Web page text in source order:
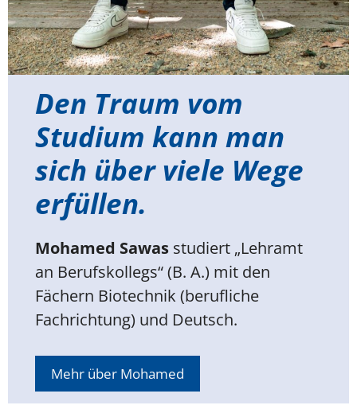
Den Traum vom
Studium kann man
sich über viele Wege
erfüllen.
Mohamed Sawas studiert „Lehramt
an Berufskollegs“ (B. A.) mit den
Fächern Biotechnik (berufliche
Fachrichtung) und Deutsch.
Mehr über Mohamed